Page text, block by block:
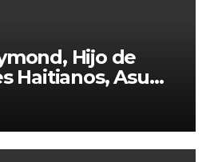
Hijo de
Haitianos, Asume
de Nueva York:
por la